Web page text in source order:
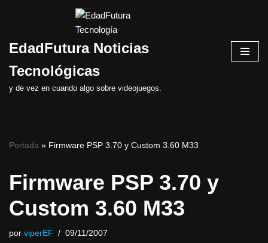
al
EdadFutura Noticias
Tecnológicas
y de vez en cuando algo sobre videojuegos.
Portada » Firmware PSP 3.70 y Custom 3.60 M33
Firmware PSP 3.70 y
Custom 3.60 M33
por viperEF 09/11/2007